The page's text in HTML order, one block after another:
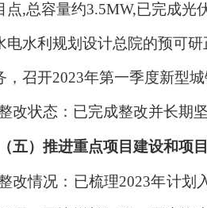
点,总容量约3.5MW,已完成光
电水利规划设计总院的预可
，召开2023年第一季度新型
改状态：已完成整改并长期坚
（五）推进重点项目建设和项
改情况：已梳理2023年计划